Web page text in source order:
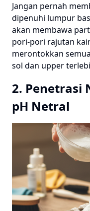
Jangan pernah
dipenuhi lumpur
akan membawa
pori-pori rajutan
merontokkan
sol dan upper
2. Penetrasi
pH Netral